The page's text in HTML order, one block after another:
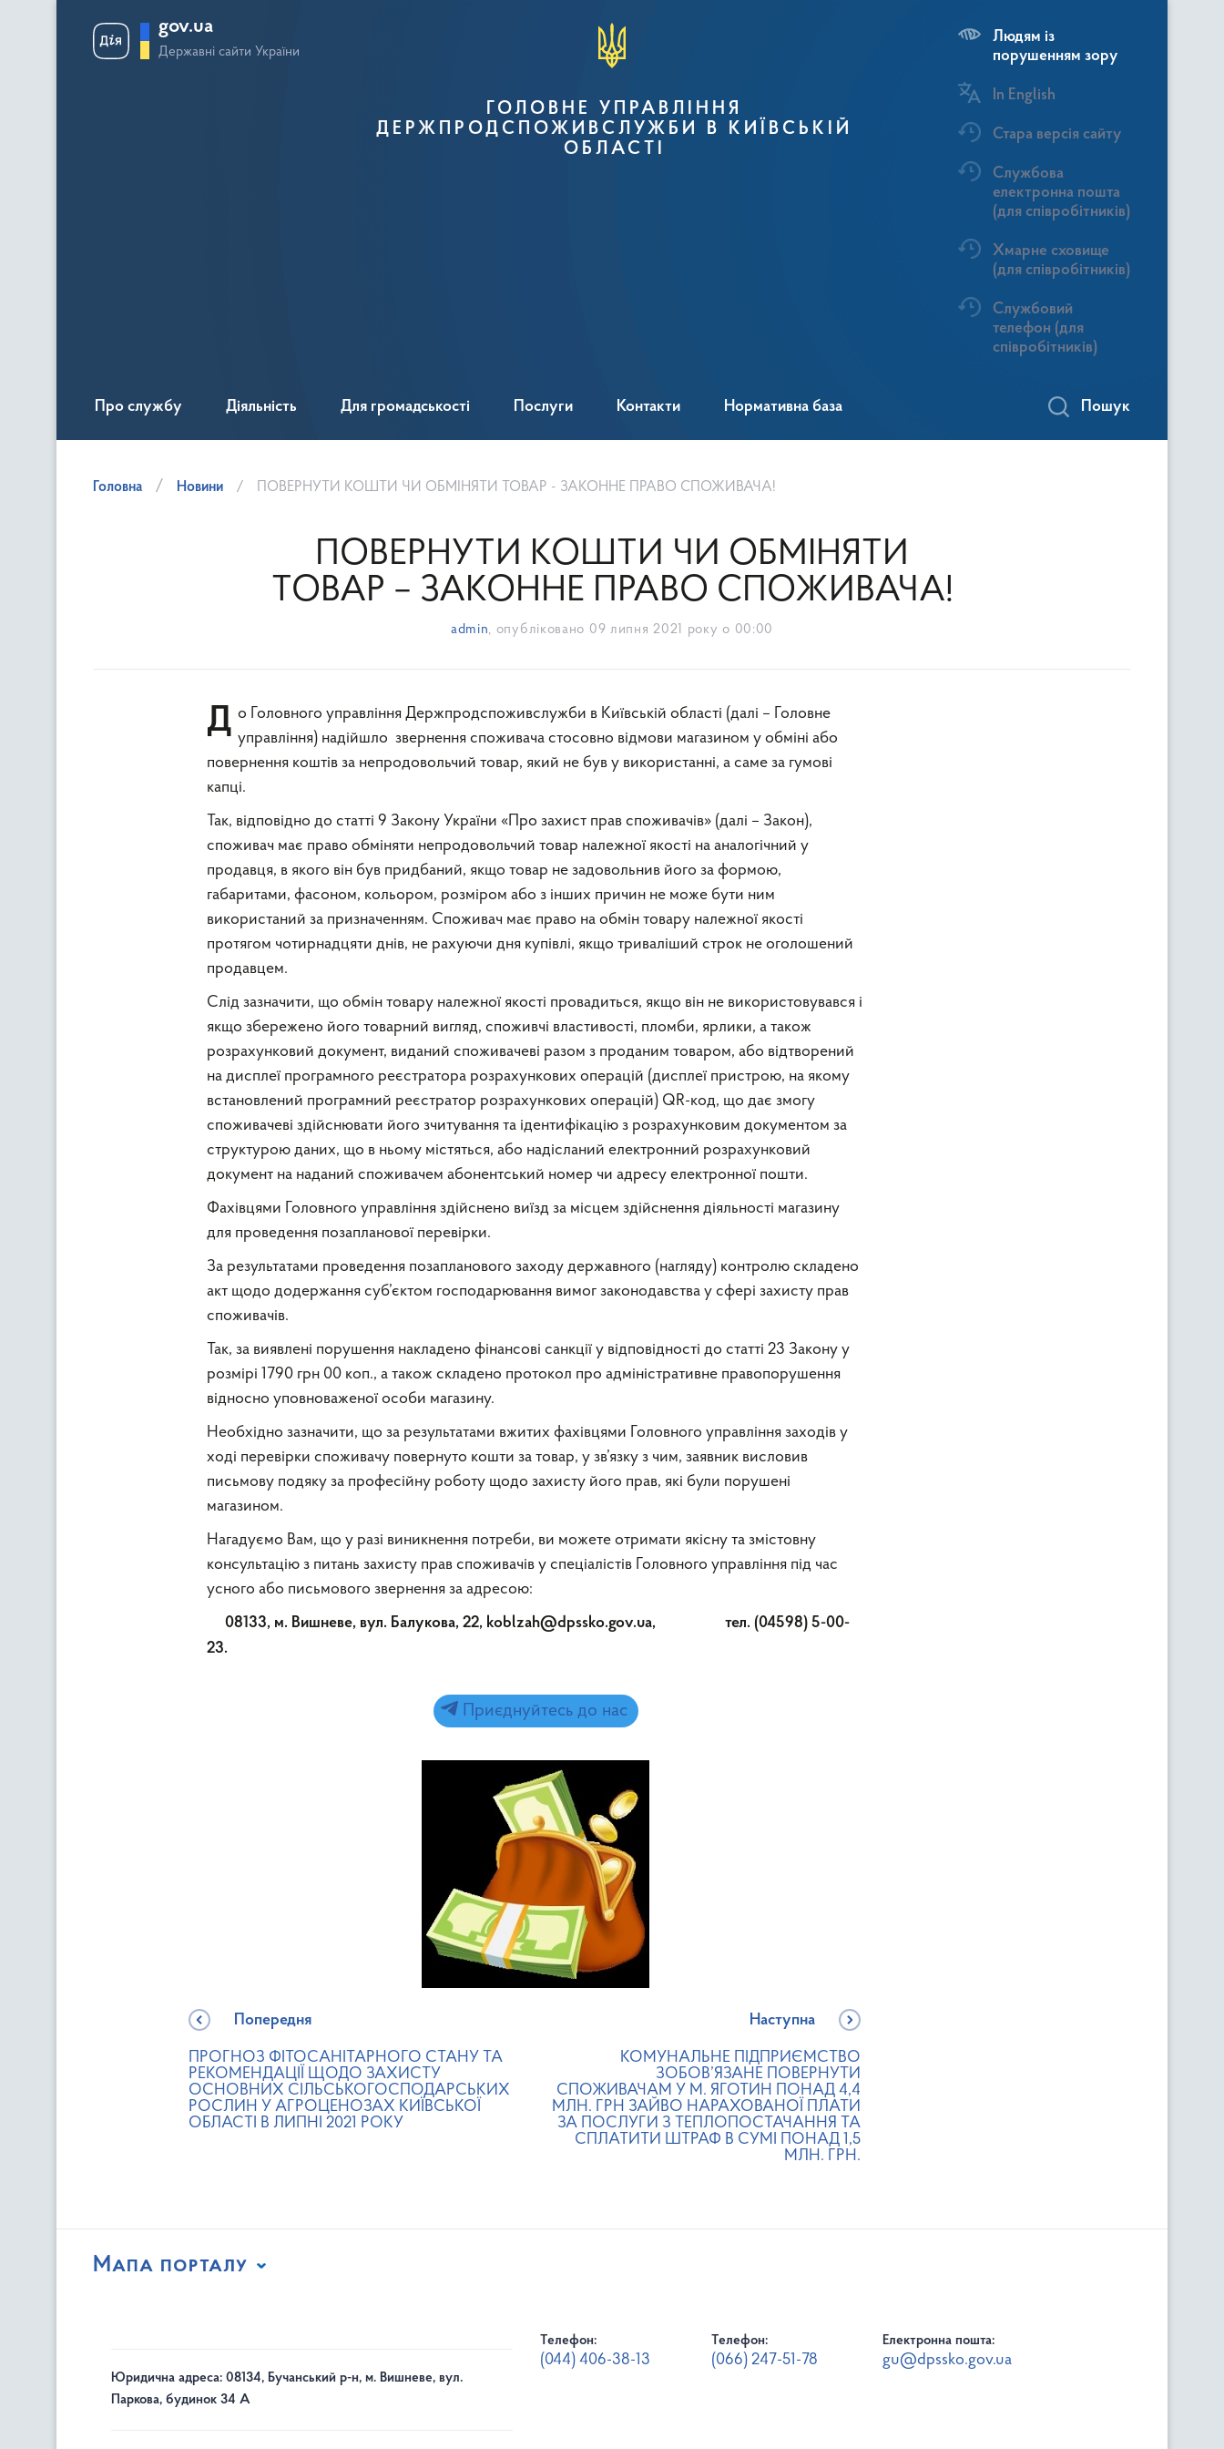
gov.ua
Державні сайти України
ГОЛОВНЕ УПРАВЛІННЯ
ДЕРЖПРОДСПОЖИВСЛУЖБИ В КИЇВСЬКІЙ
ОБЛАСТІ
Людям із
порушенням зору
In English
Стара версія сайту
Службова
електронна пошта
(для співробітників)
Хмарне сховище
(для співробітників)
Службовий
телефон (для
співробітників)
Про службу Діяльність Для громадськості Послуги Контакти Нормативна база Пошук
Головна Новини ПОВЕРНУТИ КОШТИ ЧИ ОБМІНЯТИ ТОВАР - ЗАКОННЕ ПРАВО СПОЖИВАЧА!
ПОВЕРНУТИ КОШТИ ЧИ ОБМІНЯТИ
ТОВАР – ЗАКОННЕ ПРАВО СПОЖИВАЧА!
admin, опубліковано 09 липня 2021 року о 00:00
До Головного управління Держпродспоживслужби в Київській області (далі – Головне управління) надійшло звернення споживача стосовно відмови магазином у обміні або
повернення коштів за непродовольчий товар, який не був у використанні, а саме за гумові
капці.
Так, відповідно до статті 9 Закону України «Про захист прав споживачів» (далі – Закон),
споживач має право обміняти непродовольчий товар належної якості на аналогічний у
продавця, в якого він був придбаний, якщо товар не задовольнив його за формою,
габаритами, фасоном, кольором, розміром або з інших причин не може бути ним
використаний за призначенням. Споживач має право на обмін товару належної якості
протягом чотирнадцяти днів, не рахуючи дня купівлі, якщо триваліший строк не оголошений
продавцем.
Слід зазначити, що обмін товару належної якості провадиться, якщо він не використовувався і
якщо збережено його товарний вигляд, споживчі властивості, пломби, ярлики, а також
розрахунковий документ, виданий споживачеві разом з проданим товаром, або відтворений
на дисплеї програмного реєстратора розрахункових операцій (дисплеї пристрою, на якому
встановлений програмний реєстратор розрахункових операцій) QR-код, що дає змогу
споживачеві здійснювати його зчитування та ідентифікацію з розрахунковим документом за
структурою даних, що в ньому містяться, або надісланий електронний розрахунковий
документ на наданий споживачем абонентський номер чи адресу електронної пошти.
Фахівцями Головного управління здійснено виїзд за місцем здійснення діяльності магазину
для проведення позапланової перевірки.
За результатами проведення позапланового заходу державного (нагляду) контролю складено
акт щодо додержання суб’єктом господарювання вимог законодавства у сфері захисту прав
споживачів.
Так, за виявлені порушення накладено фінансові санкції у відповідності до статті 23 Закону у
розмірі 1790 грн 00 коп., а також складено протокол про адміністративне правопорушення
відносно уповноваженої особи магазину.
Необхідно зазначити, що за результатами вжитих фахівцями Головного управління заходів у
ході перевірки споживачу повернуто кошти за товар, у зв’язку з чим, заявник висловив
письмову подяку за професійну роботу щодо захисту його прав, які були порушені
магазином.
Нагадуємо Вам, що у разі виникнення потреби, ви можете отримати якісну та змістовну
консультацію з питань захисту прав споживачів у спеціалістів Головного управління під час
усного або письмового звернення за адресою:
08133, м. Вишневе, вул. Балукова, 22, koblzah@dpssko.gov.ua, тел. (04598) 5-00-
23.
Приєднуйтесь до нас
Попередня
ПРОГНОЗ ФІТОСАНІТАРНОГО СТАНУ ТА
РЕКОМЕНДАЦІЇ ЩОДО ЗАХИСТУ
ОСНОВНИХ СІЛЬСЬКОГОСПОДАРСЬКИХ
РОСЛИН У АГРОЦЕНОЗАХ КИЇВСЬКОЇ
ОБЛАСТІ В ЛИПНІ 2021 РОКУ
Наступна
КОМУНАЛЬНЕ ПІДПРИЄМСТВО
ЗОБОВ’ЯЗАНЕ ПОВЕРНУТИ
СПОЖИВАЧАМ У М. ЯГОТИН ПОНАД 4,4
МЛН. ГРН ЗАЙВО НАРАХОВАНОЇ ПЛАТИ
ЗА ПОСЛУГИ З ТЕПЛОПОСТАЧАННЯ ТА
СПЛАТИТИ ШТРАФ В СУМІ ПОНАД 1,5
МЛН. ГРН.
Мапа порталу
Юридична адреса: 08134, Бучанський р-н, м. Вишневе, вул.
Паркова, будинок 34 А
Телефон:
(044) 406-38-13
Телефон:
(066) 247-51-78
Електронна пошта:
gu@dpssko.gov.ua